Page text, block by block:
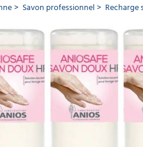
Savon professionnel Recharge